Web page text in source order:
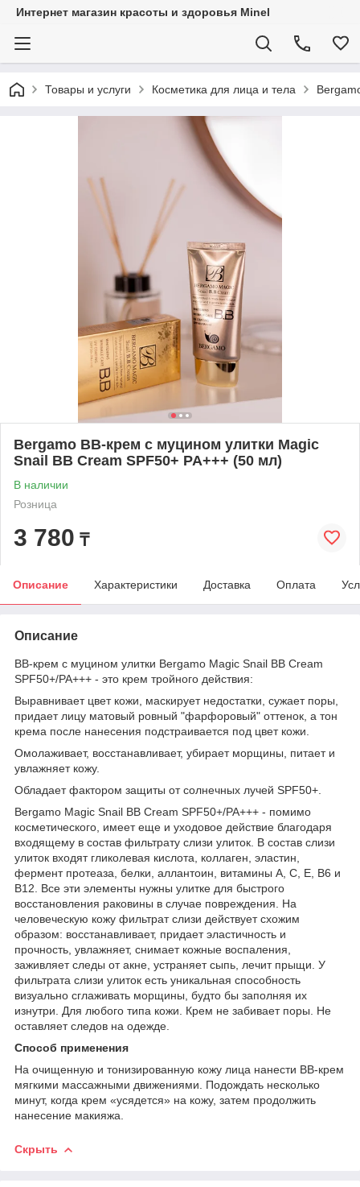
Интернет магазин красоты и здоровья Minel
Товары и услуги Косметика для лица и тела
Bergamo BB-крем с муцином улитки Magic
Snail BB Cream SPF50+ PA+++ (50 мл)
В наличии
Розница
3 780 ₸
Описание Характеристики Доставка Оплата
Описание
BB-крем с муцином улитки Bergamo Magic Snail BB Cream
SPF50+/PA+++ - это крем тройного действия:
Выравнивает цвет кожи, маскирует недостатки, сужает поры,
придает лицу матовый ровный "фарфоровый" оттенок, а тон
крема после нанесения подстраивается под цвет кожи.
Омолаживает, восстанавливает, убирает морщины, питает и
увлажняет кожу.
Обладает фактором защиты от солнечных лучей SPF50+.
Bergamo Magic Snail BB Cream SPF50+/PA+++ - помимо
косметического, имеет еще и уходовое действие благодаря
входящему в состав фильтрату слизи улиток. В состав слизи
улиток входят гликолевая кислота, коллаген, эластин,
фермент протеаза, белки, аллантоин, витамины А, С, Е, В6 и
В12. Все эти элементы нужны улитке для быстрого
восстановления раковины в случае повреждения. На
человеческую кожу фильтрат слизи действует схожим
образом: восстанавливает, придает эластичность и
прочность, увлажняет, снимает кожные воспаления,
заживляет следы от акне, устраняет сыпь, лечит прыщи. У
фильтрата слизи улиток есть уникальная способность
визуально сглаживать морщины, будто бы заполняя их
изнутри. Для любого типа кожи. Крем не забивает поры. Не
оставляет следов на одежде.
Способ применения
На очищенную и тонизированную кожу лица нанести BB-крем
мягкими массажными движениями. Подождать несколько
минут, когда крем «усядется» на кожу, затем продолжить
нанесение макияжа.
Скрыть